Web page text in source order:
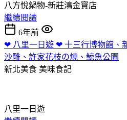
八方悅鍋物-新莊鴻金寶店
繼續閱讀
6年前
❤ 八里一日遊 ❤ 十三行博物館、
沙雕、許家花枝の燒、鯨魚公園
新北美食 美味食記
八里一日遊